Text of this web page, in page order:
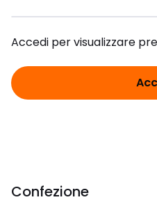
Accedi per visualizzare
Confezione